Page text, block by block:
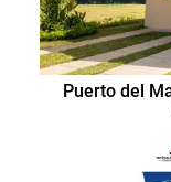
Puerto del